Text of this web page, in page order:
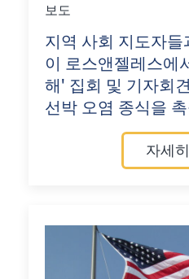
보도
지역 사회 지도자들
이 로스앤젤레스에
해' 집회 및 기자회
선박 오염 종식을
자세